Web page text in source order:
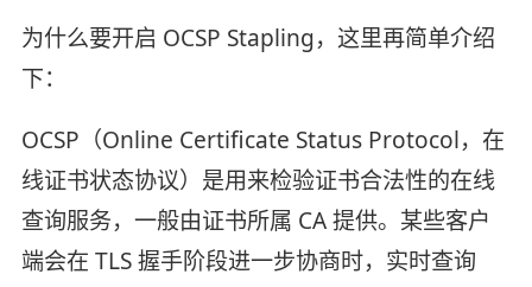
为什么要开启 OCSP Stapling，这里再简单介绍
下：
OCSP（Online Certificate Status Protocol，在
线证书状态协议）是用来检验证书合法性的在线
查询服务，一般由证书所属 CA 提供。某些客户
端会在 TLS 握手阶段进一步协商时，实时查询